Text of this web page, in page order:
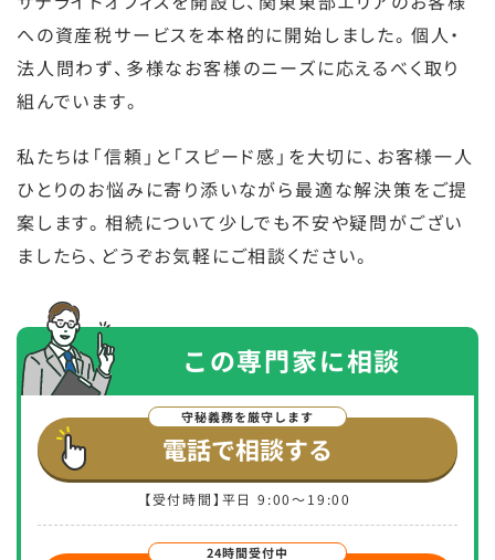
への資産税サービスを本格的に開始しました。個人・
法人問わず、多様なお客様のニーズに応えるべく取り
組んでいます。
私たちは「信頼」と「スピード感」を大切に、お客様一人
ひとりのお悩みに寄り添いながら最適な解決策をご提
案します。相続について少しでも不安や疑問がござい
ましたら、どうぞお気軽にご相談ください。
この専門家に相談
電話で相談する
【受付時間】平日 9:00～19:00